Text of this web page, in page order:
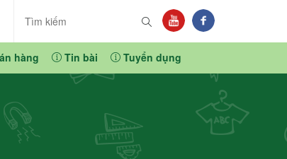
hàng Tin bài Tuyển dụng